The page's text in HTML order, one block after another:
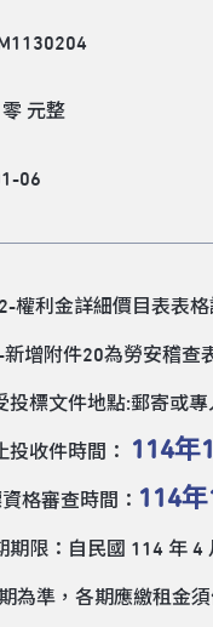
元整
06
權利金詳細價目表表格
增附件20為勞安稽查
投標文件地點:郵寄或
投收件時間： 114年
格審查時間： 114
期限：自民國 114 年 4
為準，各期應繳租金
領標人